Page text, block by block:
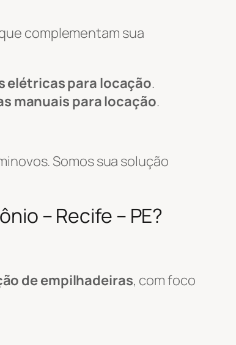
complementam sua
elétricas para locação.
manuais para locação.
Somos sua solução
– Recife – PE?
de empilhadeiras, com foco